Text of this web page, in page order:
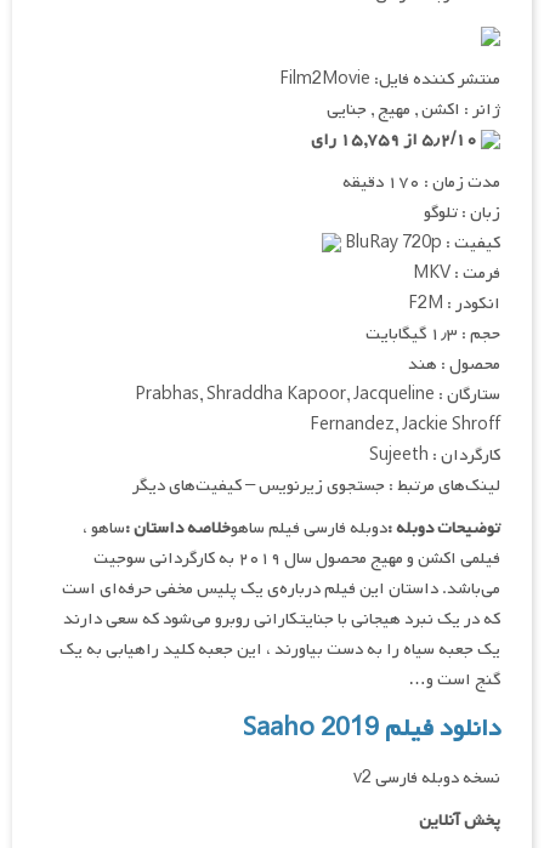
منتشر کننده فایل: Film2Movie
ژانر : اکشن , مهیج , جنایی
مدت زمان : ۱۷۰ دقیقه
زبان : تلوگو
کیفیت : BluRay 720p
فرمت : MKV
انکودر : F2M
حجم : ۱٫۳ گیگابایت
محصول : هند
ستارگان : Prabhas, Shraddha Kapoor, Jacqueline
Fernandez, Jackie Shroff
کارگردان : Sujeeth
لینک‌های مرتبط : جستجوی زیرنویس – کیفیت‌های دیگر
توضیحات دوبله :دوبله فارسی فیلم ساهوخلاصه داستان :ساهو ،
فیلمی اکشن و مهیج محصول سال ۲۰۱۹ به کارگردانی سوجیت
می‌باشد. داستان این فیلم درباره‌ی یک پلیس مخفی حرفه‌ای است
که در یک نبرد هیجانی با جنایتکارانی روبرو می‌شود که سعی دارند
یک جعبه سیاه را به دست بیاورند ، این جعبه کلید راهیابی به یک
گنج است و…
دانلود فیلمSaaho 2019
نسخه دوبله فارسی v2
پخش آنلاین